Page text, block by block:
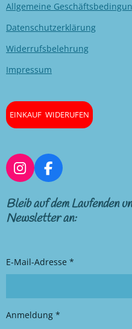
Allgemeine
Datenschutzerklärung
Widerrufsbelehrung
Impressum
EINKAUF WIDERUFEN
I
n
s
t
a
a
F
a
c
e
b
k
Bleib auf dem Laufenden
Newsletter an:
E-Mail-Adresse *
Anmeldung *